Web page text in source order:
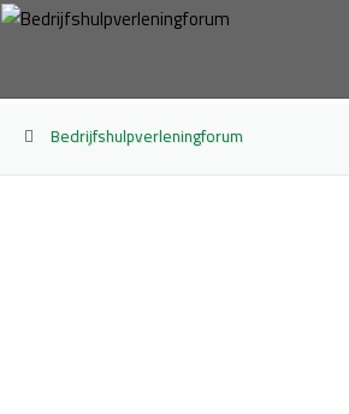
Bedrijfshulpverleningforum